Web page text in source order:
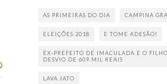
AS PRIMEIRAS DO DIA CAMPINA
ELEIÇÕES 2018 E TOME ADESÃO!
EX-PREFEITO DE IMACULADA E O
DESVIO DE 609 MIL REAIS
LAVA JATO